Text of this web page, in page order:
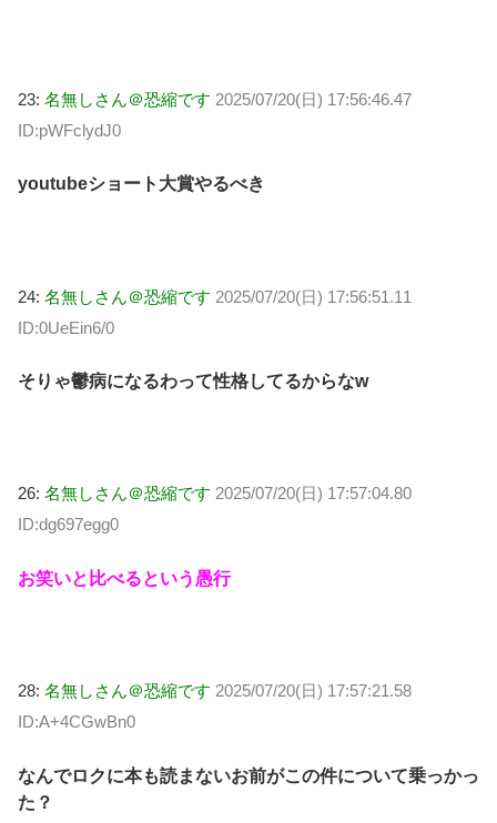
23: 名無しさん＠恐縮です 2025/07/20(日) 17:56:46.47
ID:pWFclydJ0
youtubeショート大賞やるべき
24: 名無しさん＠恐縮です 2025/07/20(日) 17:56:51.11
ID:0UeEin6/0
そりゃ鬱病になるわって性格してるからなw
26: 名無しさん＠恐縮です 2025/07/20(日) 17:57:04.80
ID:dg697egg0
お笑いと比べるという愚行
28: 名無しさん＠恐縮です 2025/07/20(日) 17:57:21.58
ID:A+4CGwBn0
なんでロクに本も読まないお前がこの件について乗っかっ
た？